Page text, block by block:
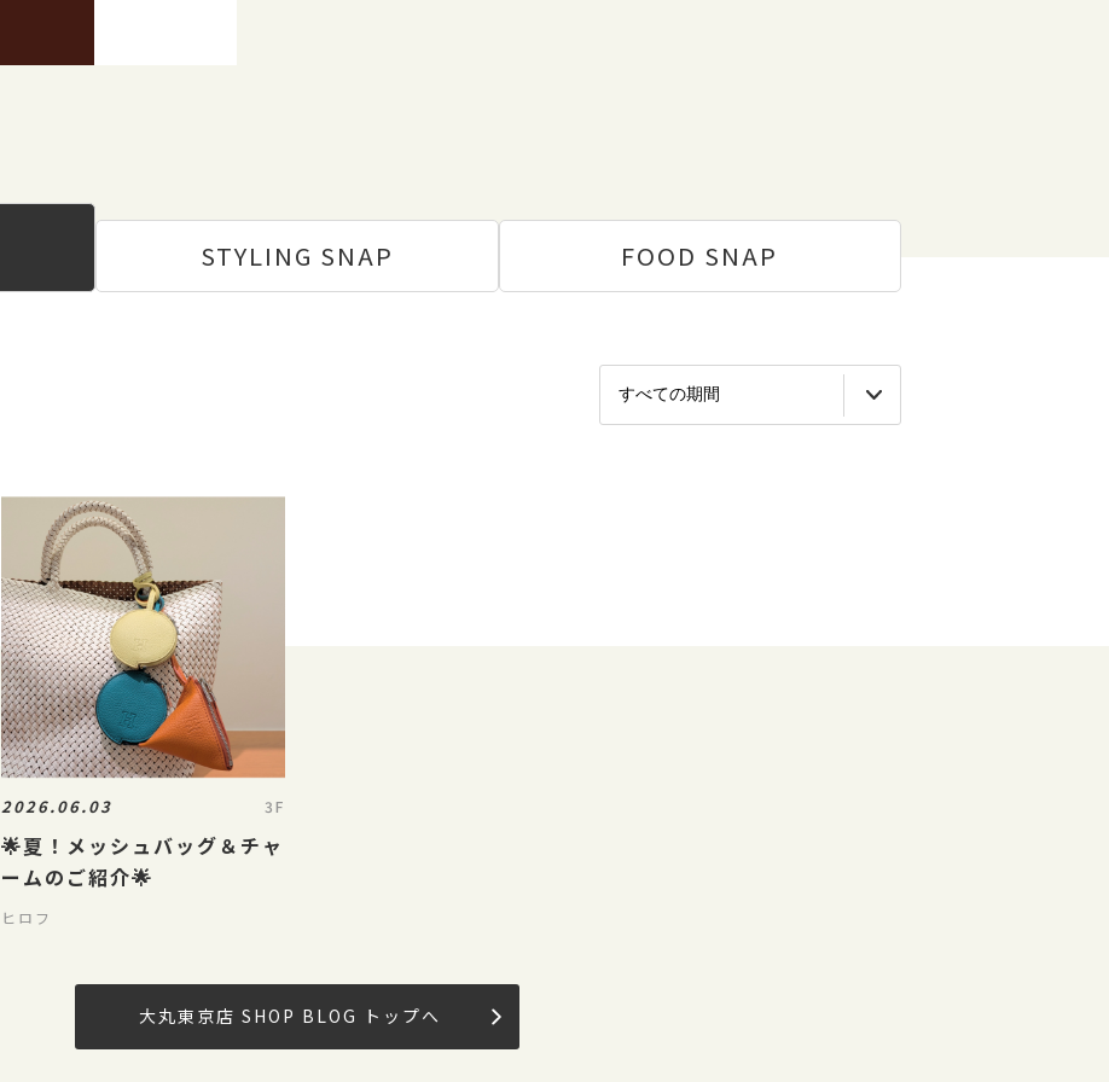
STYLING SNAP FOOD SNAP
2026.06.03 3F
🌟夏！メッシュバッグ＆チャ
ームのご紹介🌟
ヒロフ
大丸東京店 SHOP BLOG トップへ